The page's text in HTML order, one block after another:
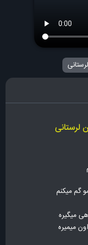
گم میکنم
میگیره
میمیره